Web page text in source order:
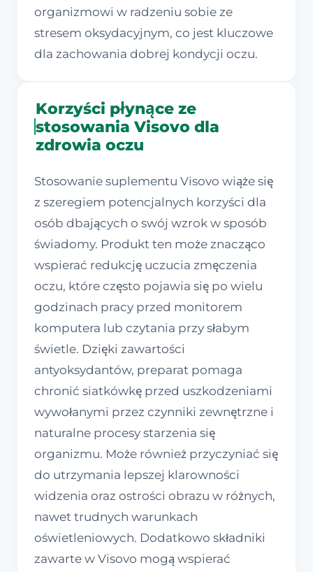
organizmowi w radzeniu sobie ze
stresem oksydacyjnym, co jest kluczowe
dla zachowania dobrej kondycji oczu.
Korzyści płynące ze
stosowania Visovo dla
zdrowia oczu
Stosowanie suplementu Visovo wiąże się
z szeregiem potencjalnych korzyści dla
osób dbających o swój wzrok w sposób
świadomy. Produkt ten może znacząco
wspierać redukcję uczucia zmęczenia
oczu, które często pojawia się po wielu
godzinach pracy przed monitorem
komputera lub czytania przy słabym
świetle. Dzięki zawartości
antyoksydantów, preparat pomaga
chronić siatkówkę przed uszkodzeniami
wywołanymi przez czynniki zewnętrzne i
naturalne procesy starzenia się
organizmu. Może również przyczyniać się
do utrzymania lepszej klarowności
widzenia oraz ostrości obrazu w różnych,
nawet trudnych warunkach
oświetleniowych. Dodatkowo składniki
zawarte w Visovo mogą wspierać